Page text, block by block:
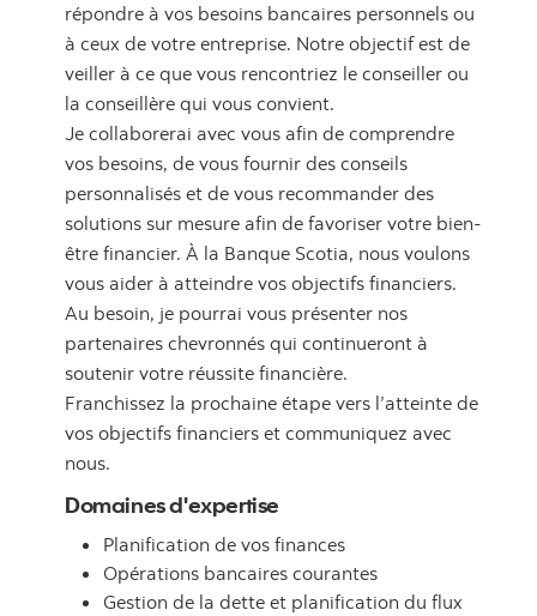
répondre à vos besoins bancaires personnels ou
à ceux de votre entreprise. Notre objectif est de
veiller à ce que vous rencontriez le conseiller ou
la conseillère qui vous convient.
Je collaborerai avec vous afin de comprendre
vos besoins, de vous fournir des conseils
personnalisés et de vous recommander des
solutions sur mesure afin de favoriser votre bien-
être financier. À la Banque Scotia, nous voulons
vous aider à atteindre vos objectifs financiers.
Au besoin, je pourrai vous présenter nos
partenaires chevronnés qui continueront à
soutenir votre réussite financière.
Franchissez la prochaine étape vers l’atteinte de
vos objectifs financiers et communiquez avec
nous.
Domaines d'expertise
Planification de vos finances
Opérations bancaires courantes
Gestion de la dette et planification du flux